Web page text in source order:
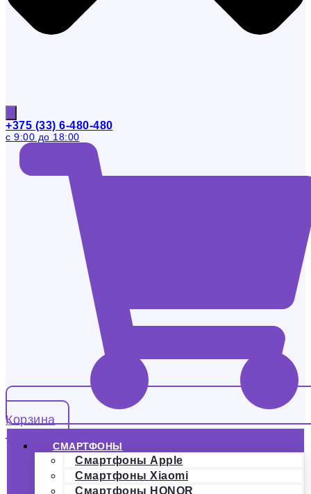
+375 (33) 6-480-480
с 9:00 до 18:00
Корзина
СМАРТФОНЫ
Смартфоны Apple
Смартфоны Xiaomi
Смартфоны HONOR